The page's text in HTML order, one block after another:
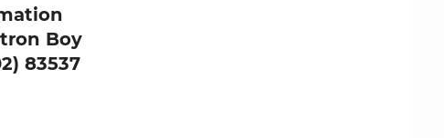
Boy
83537